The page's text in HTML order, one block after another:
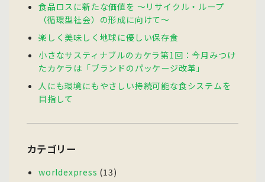
食品ロスに新たな価値を 〜リサイクル・ループ
（循環型社会）の形成に向けて〜
楽しく美味しく地球に優しい保存食
小さなサスティナブルのカケラ第1回：今月みつけ
たカケラは「ブランドのパッケージ改革」
人にも環境にもやさしい持続可能な食システムを
目指して
カテゴリー
worldexpress (13)